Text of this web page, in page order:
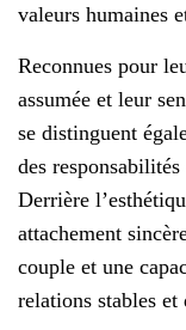
valeurs humaines
Reconnues pour
assumée et leur
se distinguent
des
Derrière
attachement
couple et une
relations stables et